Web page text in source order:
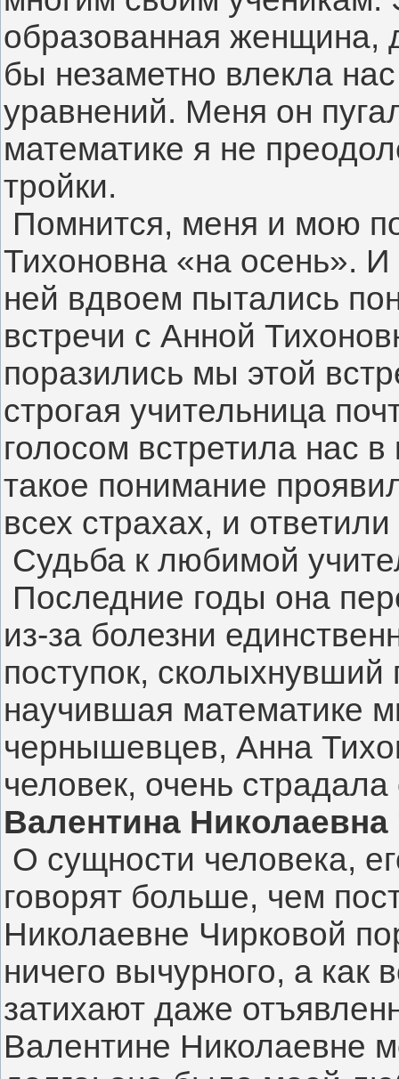
образованная женщина,
бы незаметно влекла
уравнений. Меня он
математике я не
тройки.
Помнится, меня и мою
Тихоновна «на осень».
ней вдвоем пытались
встречи с Анной
поразились мы этой
строгая учительница
голосом встретила нас
такое понимание
всех страхах, и
Судьба к любимой
Последние годы она
из-за болезни
поступок,
научившая математике
чернышевцев, Анна
человек, очень страдала
Валентина
О сущности человека,
говорят больше, чем
Николаевне Чирковой
ничего вычурного, а как
затихают даже
Валентине Николаевне